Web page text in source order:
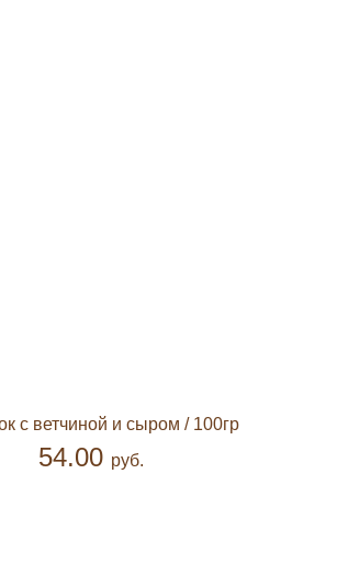
с ветчиной и сыром / 100гр
54.00 руб.